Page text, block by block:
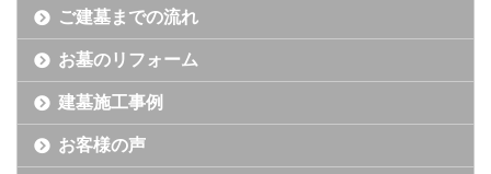
ご建墓までの流れ
お墓のリフォーム
建墓施工事例
お客様の声